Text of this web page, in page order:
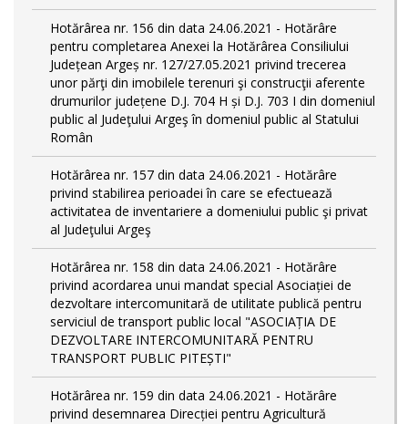
Hotărârea nr. 156 din data 24.06.2021 - Hotărâre
pentru completarea Anexei la Hotărârea Consiliului
Județean Argeș nr. 127/27.05.2021 privind trecerea
unor părţi din imobilele terenuri şi construcţii aferente
drumurilor județene D.J. 704 H și D.J. 703 I din domeniul
public al Judeţului Argeş în domeniul public al Statului
Român
Hotărârea nr. 157 din data 24.06.2021 - Hotărâre
privind stabilirea perioadei în care se efectuează
activitatea de inventariere a domeniului public şi privat
al Judeţului Argeş
Hotărârea nr. 158 din data 24.06.2021 - Hotărâre
privind acordarea unui mandat special Asociației de
dezvoltare intercomunitară de utilitate publică pentru
serviciul de transport public local "ASOCIAȚIA DE
DEZVOLTARE INTERCOMUNITARĂ PENTRU
TRANSPORT PUBLIC PITEȘTI"
Hotărârea nr. 159 din data 24.06.2021 - Hotărâre
privind desemnarea Direcției pentru Agricultură